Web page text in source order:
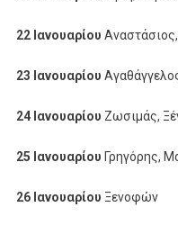
22 Ιανουαρίου
23 Ιανουαρίου
24 Ιανουαρίου Ζωσιμάς,
25 Ιανουαρίου Γρηγόρης,
26 Ιανουαρίου Ξενοφών